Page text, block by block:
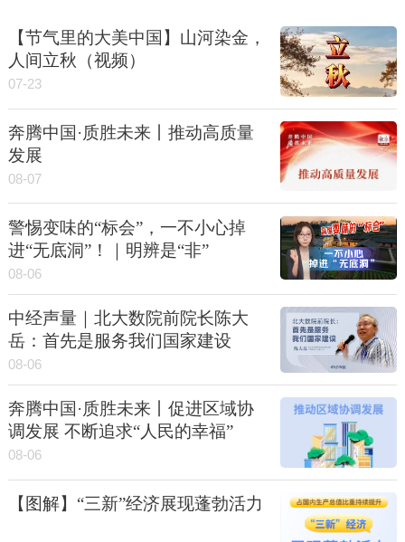
【节气里的大美中国】山河染金，
人间立秋（视频）
07-23
奔腾中国·质胜未来丨推动高质量
发展
08-07
警惕变味的“标会”，一不小心掉
进“无底洞”！｜明辨是“非”
08-06
中经声量｜北大数院前院长陈大
岳：首先是服务我们国家建设
08-06
奔腾中国·质胜未来丨促进区域协
调发展 不断追求“人民的幸福”
08-06
【图解】“三新”经济展现蓬勃活力